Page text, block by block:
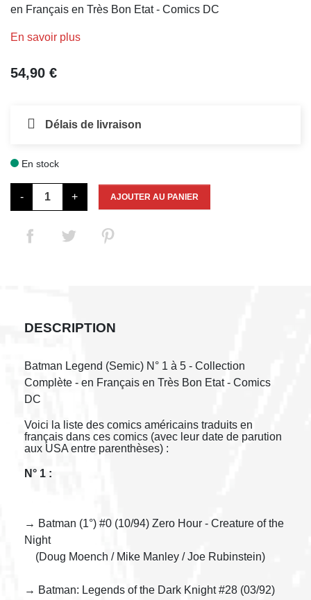
en Français en Très Bon Etat - Comics DC
En savoir plus
54,90 €
Délais de livraison
En stock
- + AJOUTER AU PANIER
DESCRIPTION
Batman Legend (Semic) N° 1 à 5 - Collection
Complète - en Français en Très Bon Etat - Comics
DC
Voici la liste des comics américains traduits en
français dans ces comics (avec leur date de parution
aux USA entre parenthèses) :
N° 1 :
→ Batman (1°) #0 (10/94) Zero Hour - Creature of the
Night
(Doug Moench / Mike Manley / Joe Rubinstein)
→ Batman: Legends of the Dark Knight #28 (03/92)